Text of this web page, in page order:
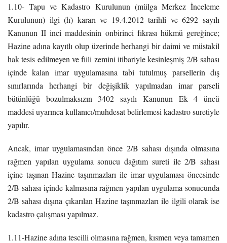
1.10- Tapu ve Kadastro Kurulunun (mülga Merkez İnceleme
Kurulunun) ilgi (h) kararı ve 19.4.2012 tarihli ve 6292 sayılı
Kanunun II inci maddesinin onbirinci fıkrası hükmü gereğince;
Hazine adına kayıtlı olup üzerinde herhangi bir daimi ve müstakil
hak tesis edilmeyen ve fiili zemini itibariyle kesinleşmiş 2/B sahası
içinde kalan imar uygulamasına tabi tutulmuş parsellerin dış
sınırlarında herhangi bir değişiklik yapılmadan imar parseli
bütünlüğü bozulmaksızın 3402 sayılı Kanunun Ek 4 üncü
maddesi uyarınca kullanıcı/muhdesat belirlemesi kadastro suretiyle
yapılır.
Ancak, imar uygulamasından önce 2/B sahası dışında olmasına
rağmen yapılan uygulama sonucu dağıtım sureti ile 2/B sahası
içine taşınan Hazine taşınmazları ile imar uygulaması öncesinde
2/B sahası içinde kalmasına rağmen yapılan uygulama sonucunda
2/B sahası dışına çıkarılan Hazine taşınmazları ile ilgili olarak ise
kadastro çalışması yapılmaz.
1.11-Hazine adına tescilli olmasına rağmen, kısmen veya tamamen